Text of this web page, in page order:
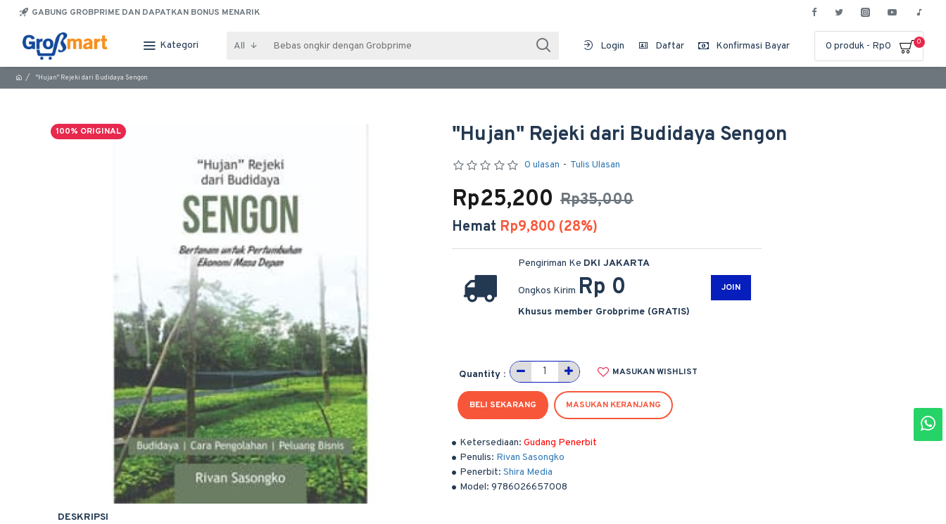
GABUNG GROBPRIME DAN DAPATKAN BONUS MENARIK
Kategori All Login Daftar Konfirmasi Bayar 0 produk - Rp0 0
"Hujan" Rejeki dari Budidaya Sengon
100% ORIGINAL "Hujan" Rejeki dari Budidaya Sengon
Ketersediaan: Gudang Penerbit
Penulis: Rivan Sasongko
Penerbit: Shira Media
Model: 9786026657008
0 ulasan - Tulis Ulasan
Rp35,000
Rp25,200
Hemat Rp9,800 (28%)
Pengiriman Ke DKI JAKARTA
Ongkos Kirim Rp 0
Khusus member Grobprime (GRATIS)
JOIN
Quantity : MASUKAN WISHLIST
BELI SEKARANG MASUKAN KERANJANG
DESKRIPSI